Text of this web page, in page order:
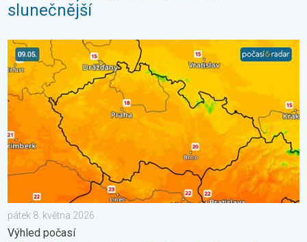
slunečnější
Víkend bude slunečný, pak dorazí fronta. Výhled počasí. . .
pátek 8. května 2026
Výhled počasí